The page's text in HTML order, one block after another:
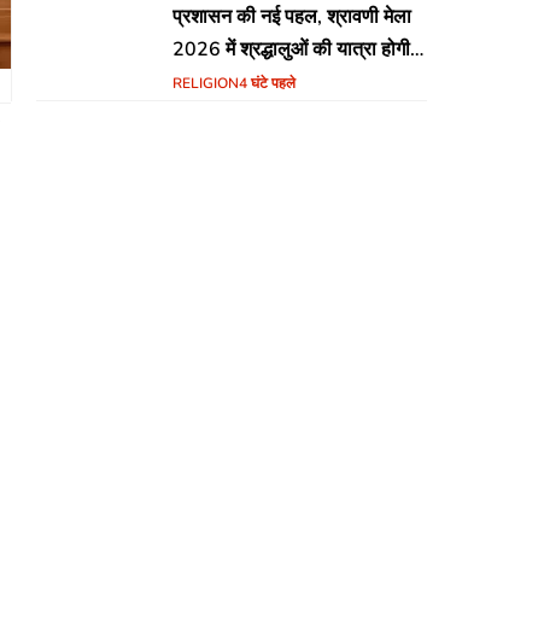
प्रशासन की नई पहल, श्रावणी मेला
2026 में श्रद्धालुओं की यात्रा होगी
सुरक्षित और सुगम
RELIGION4 घंटे पहले